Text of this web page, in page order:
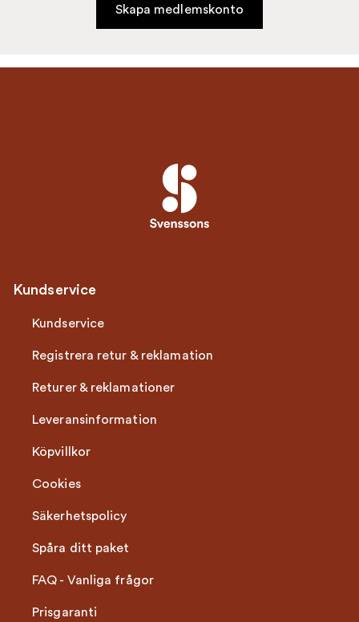
Skapa medlemskonto
Kundservice
Kundservice
Registrera retur & reklamation
Returer & reklamationer
Leveransinformation
Köpvillkor
Cookies
Säkerhetspolicy
Spåra ditt paket
FAQ - Vanliga frågor
Prisgaranti